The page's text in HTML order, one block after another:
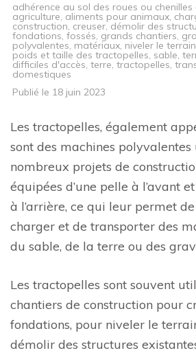
adhérence au sol des roues ou
agriculture, aliments pour animaux,
construction, creuser, démolir des
fondations, fossés, grands chantiers,
polyvalentes, matériaux, niveler le terrain
poids et taille des tractopelles, sable,
difficiles d'accès, terre, tractopelles,
domestiques
Publié le 18 juin 2023
Les tractopelles, également
sont des machines polyvalentes
nombreux projets de
équipées d’une pelle à l’avant
à l’arrière, ce qui leur permet
charger et de transporter des
du sable, de la terre ou des
Les tractopelles sont souvent
chantiers de construction pour
fondations, pour niveler le
démolir des structures